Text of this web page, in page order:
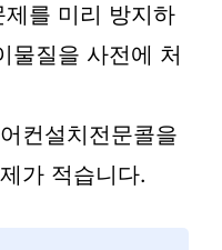
를 미리 방지하
물질을 사전에 처
컨설치전문콜을
가 적습니다.